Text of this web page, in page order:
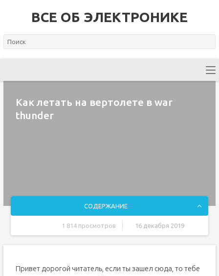
ВСЕ ОБ ЭЛЕКТРОНИКЕ
Как летать на вертолете в war
thunder
СОДЕРЖАНИЕ
1 814 просмотров 16 декабря 2019
Советы по игре
Привет дорогой читатель, если ты зашел сюда, то тебе